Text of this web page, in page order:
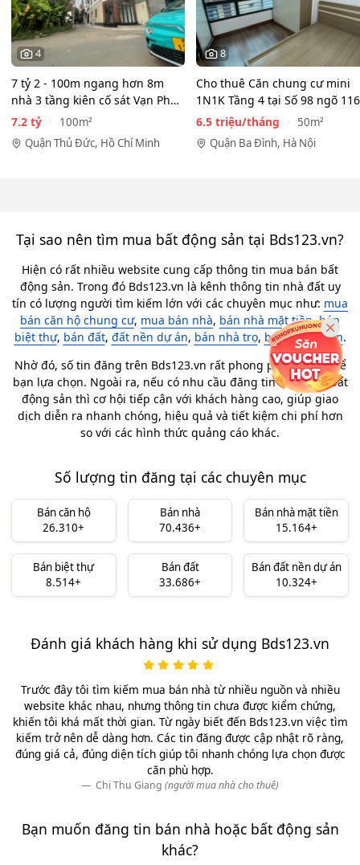
4
7 tỷ 2 - 100m ngang hơn 8m
nhà 3 tầng kiên cố sát Vạn Phúc
City - HẺM XE HƠI…
7.2 tỷ
100m²
Quận Thủ Đức, Hồ Chí Minh
8
Cho thuê Căn chung cư mini
1N1K Tầng 4 tại Số 98 ngõ 116
Phan Kế Bính, Ba Đình.…
6.5 triệu/tháng
50m²
Quận Ba Đình, Hà Nội
Tại sao nên tìm mua bất động sản tại Bds123.vn?
Hiện có rất nhiều website cung cấp thông tin mua bán bất
động sản. Trong đó Bds123.vn là kênh thông tin nhà đất uy
tín có lượng người tìm kiếm lớn với các chuyên mục như: mua
bán căn hộ chung cư, mua bán nhà, bán nhà mặt tiền,bán
biệt thự, bán đất, đất nền dự án, bán nhà trọ, bán khách sạn.
Nhờ đó, số tin đăng trên Bds123.vn rất phong phú, tha hồ để
bạn lựa chọn. Ngoài ra, nếu có nhu cầu đăng tin mua bán bất
động sản thì cơ hội tiếp cận với khách hàng cao, giúp giao
dịch diễn ra nhanh chóng, hiệu quả và tiết kiệm chi phí hơn
so với các hình thức quảng cáo khác.
Số lượng tin đăng tại các chuyên mục
Bán căn hộ
26.310+
Bán nhà
70.436+
Bán nhà mặt tiền
15.164+
Bán biệt thự
8.514+
Bán đất
33.686+
Bán đất nền dự án
10.324+
Đánh giá khách hàng khi sử dụng Bds123.vn
Trước đây tôi tìm kiếm mua bán nhà từ nhiều nguồn và nhiều
website khác nhau, nhưng thông tin chưa được kiểm chứng,
khiến tôi khá mất thời gian. Từ ngày biết đến Bds123.vn việc tìm
kiếm trở nên dễ dàng hơn. Các tin đăng được cập nhật rõ ràng,
đúng giá cả, đúng diện tích giúp tôi nhanh chóng lựa chọn được
căn phù hợp.
Chị Thu Giang (người mua nhà cho thuê)
Bạn muốn đăng tin bán nhà hoặc bất động sản
khác?